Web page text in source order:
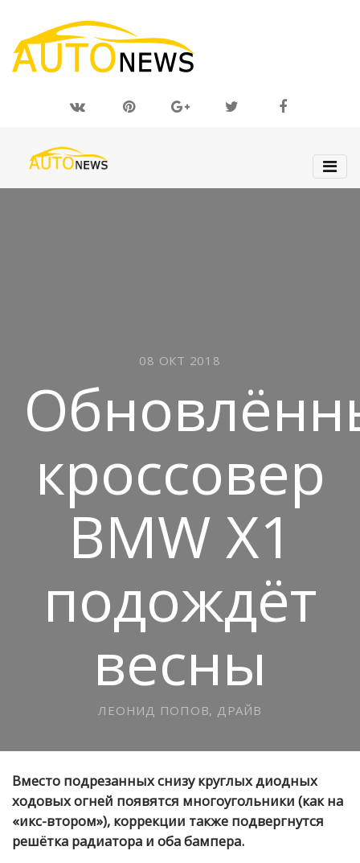
08 ОКТ 2018
кроссовер
BMW X1
подождёт
весны
ЛЕОНИД ПОПОВ, ДРАЙВ
Вместо подрезанных снизу круглых диодных
ходовых огней появятся многоугольники (как на
«икс-втором»), коррекции также подвергнутся
решётка радиатора и оба бампера.